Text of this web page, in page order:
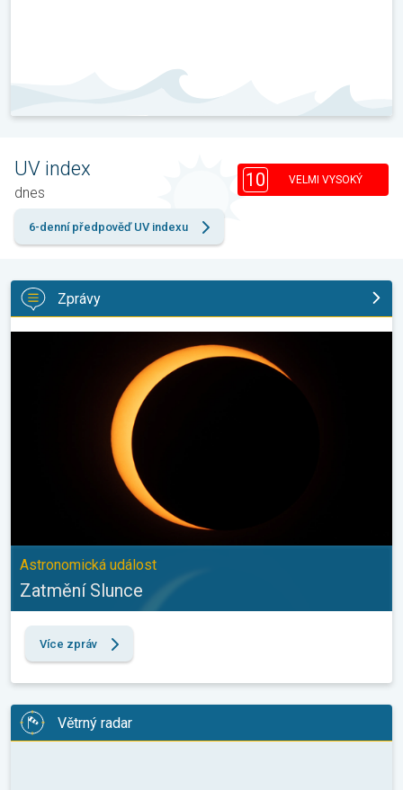
UV index
dnes
10 VELMI VYSOKÝ
6-denní předpověď UV indexu
Zprávy
Zatmění Slunce. Astronomická událost. . .
Astronomická událost
Zatmění Slunce
Více zpráv
Větrný radar